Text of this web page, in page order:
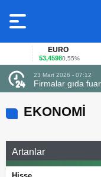
EURO
53,45980,55%
23 Mart 2026 - 07:12
Firmalar gıda
EKONOMİ
Artanlar